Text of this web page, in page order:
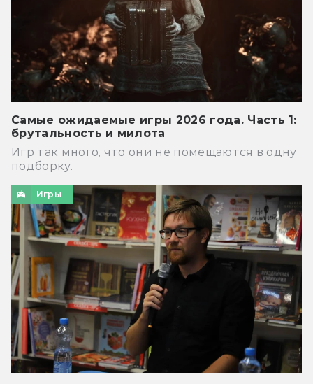
Самые ожидаемые игры 2026 года. Часть 1:
брутальность и милота
Игр так много, что они не помещаются в одну
подборку.
Игры